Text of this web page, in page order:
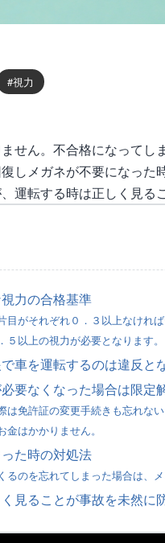
視力
ん。不合格になってし
しメガネが不要になっ
転する時は正しく見る
力の合格基準
がそれぞれ０．３以上なければ
以上の視力が必要となります。
車を運転するのは違反と
要なくなった場合は限定
免許証の変更手続きも忘れない
はかかりません。
た時の対処法
のを忘れてしまった場合は、
見ることが事故を未然に